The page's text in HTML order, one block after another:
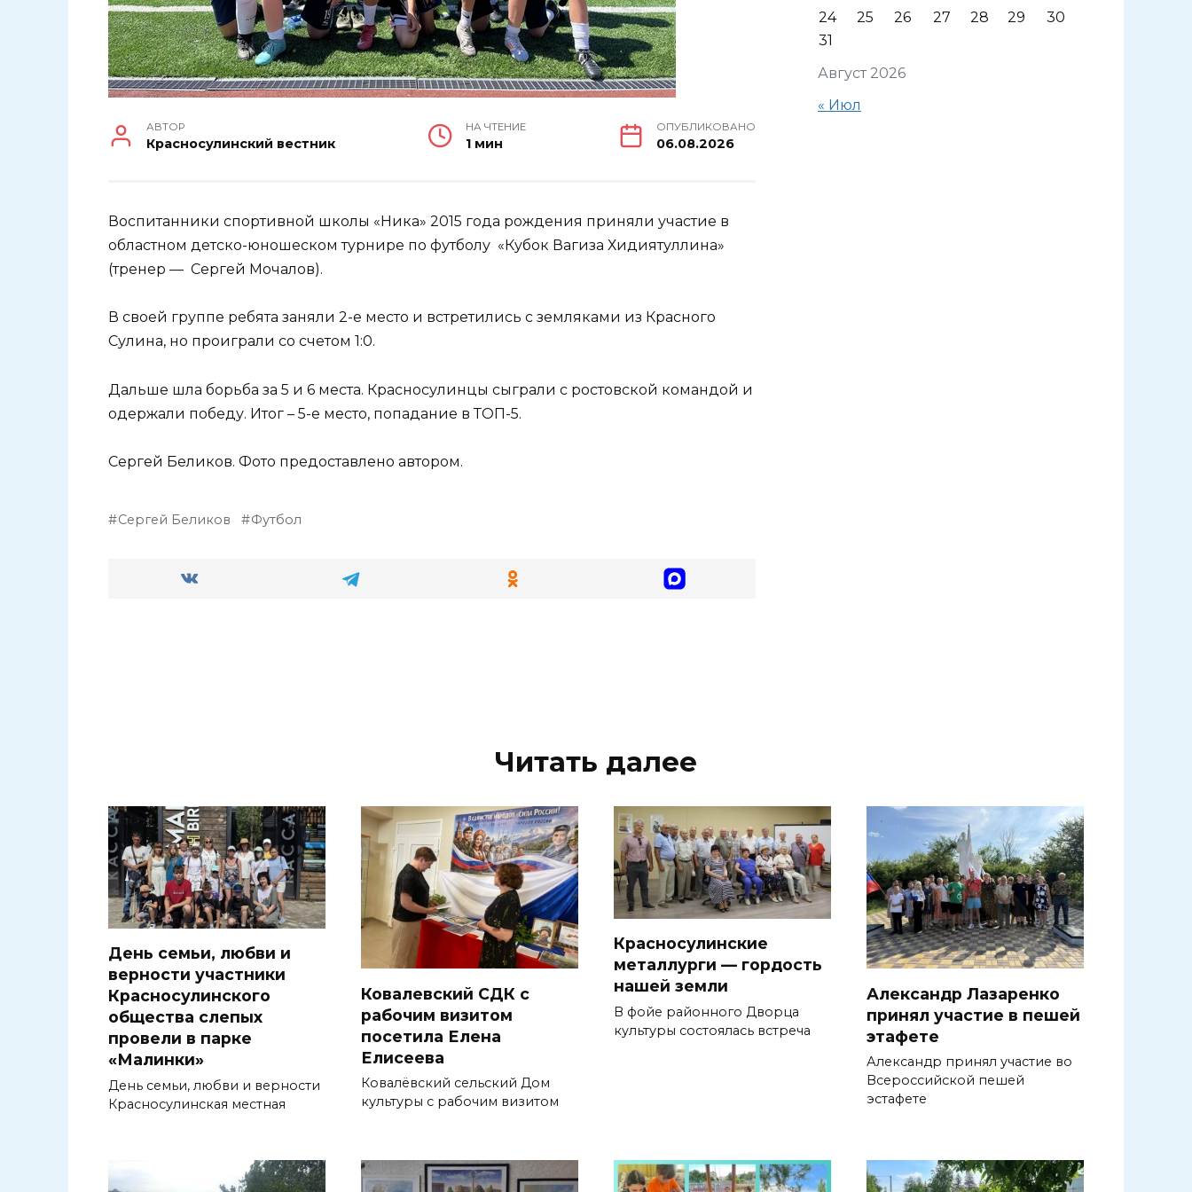
АВТОР
Красносулинский вестник
НА ЧТЕНИЕ
1 мин
ОПУБЛИКОВАНО
06.08.2026
Воспитанники спортивной школы «Ника» 2015 года рождения приняли участие в
областном детско-юношеском турнире по футболу «Кубок Вагиза Хидиятуллина»
(тренер — Сергей Мочалов).
В своей группе ребята заняли 2-е место и встретились с земляками из Красного
Сулина, но проиграли со счетом 1:0.
Дальше шла борьба за 5 и 6 места. Красносулинцы сыграли с ростовской командой и
одержали победу. Итог – 5-е место, попадание в ТОП-5.
Сергей Беликов. Фото предоставлено автором.
Сергей Беликов Футбол
Август 2026
24
25 26 27 28 29
30
31
« Июл
Читать далее
День семьи, любви и
верности участники
Красносулинского
общества слепых
провели в парке
«Малинки»
День семьи, любви и верности
Красносулинская местная
Ковалевский СДК с
рабочим визитом
посетила Елена
Елисеева
Ковалёвский сельский Дом
культуры с рабочим визитом
Красносулинские
металлурги — гордость
нашей земли
В фойе районного Дворца
культуры состоялась встреча
Александр Лазаренко
принял участие в пешей
этафете
Александр принял участие во
Всероссийской пешей
эстафете